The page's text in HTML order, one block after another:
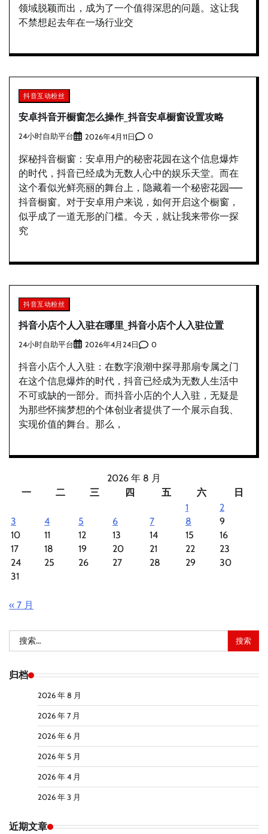
领域脱颖而出，成为了一个值得深思的问题。这让我
不禁想起去年在一场行业交
抖音互动粉丝
安卓抖音开橱窗怎么操作_抖音安卓橱窗设置攻略
24小时自助平台 2026年4月11日 0
探秘抖音橱窗：安卓用户的秘密花园在这个信息爆炸
的时代，抖音已经成为无数人心中的娱乐天堂。而在
这个看似光鲜亮丽的舞台上，隐藏着一个秘密花园——
抖音橱窗。对于安卓用户来说，如何开启这个橱窗，
似乎成了一道无形的门槛。今天，就让我来带你一探
究
抖音互动粉丝
抖音小店个人入驻在哪里_抖音小店个人入驻位置
24小时自助平台 2026年4月24日 0
抖音小店个人入驻：在数字浪潮中探寻那扇专属之门
在这个信息爆炸的时代，抖音已经成为无数人生活中
不可或缺的一部分。而抖音小店的个人入驻，无疑是
为那些怀揣梦想的个体创业者提供了一个展示自我、
实现价值的舞台。那么，
2026 年 8 月
一
二 三 四 五 六
日
1
2
3
4 5 6 7 8
9
10
11 12 13 14 15
16
17
18 19 20 21 22
23
24
25 26 27 28 29
30
31
« 7 月
索：
归档
2026 年 8 月
2026 年 7 月
2026 年 6 月
2026 年 5 月
2026 年 4 月
2026 年 3 月
近期文章